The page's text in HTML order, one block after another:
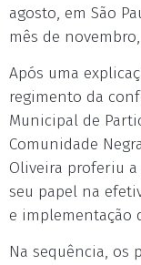
agosto, em São
mês de
Após uma
regimento da
Municipal de
Comunidade
Oliveira proferiu a
seu papel na
e implementação
Na sequência, os